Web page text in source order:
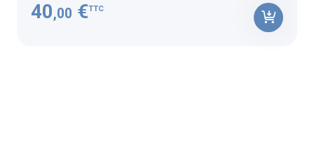
40,00 €TTC